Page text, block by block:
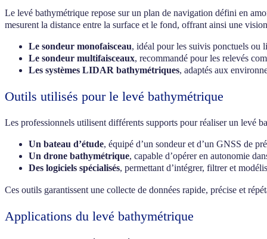
Le levé bathymétrique repose sur un plan de navigation défini en
mesurent la distance entre la surface et le fond, offrant ainsi une
Le sondeur monofaisceau, idéal pour les suivis ponctuels ou
Le sondeur multifaisceaux, recommandé pour les relevés
Les systèmes LIDAR bathymétriques, adaptés aux
Outils utilisés pour le levé bathymétrique
Les professionnels utilisent différents supports pour réaliser un levé
Un bateau d’étude, équipé d’un sondeur et d’un GNSS de
Un drone bathymétrique, capable d’opérer en autonomie
Des logiciels spécialisés, permettant d’intégrer, filtrer et
Ces outils garantissent une collecte de données rapide, précise et
Applications du levé bathymétrique